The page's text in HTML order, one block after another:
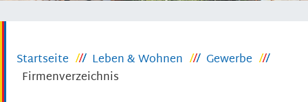
Startseite Leben & Wohnen
Gewerbe
Firmenverzeichnis